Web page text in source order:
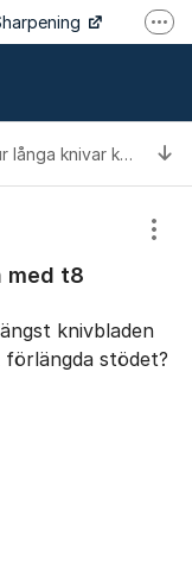
DE Hur långa knivar kan man slipa med t8
med t8
knivbladen
stödet?